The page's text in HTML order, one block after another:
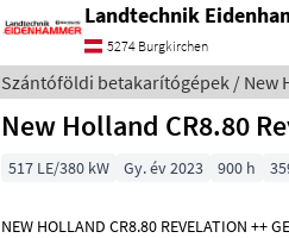
Landtechnik
5274 Burgkirchen
Szántóföldi betakarítógépek / New
New Holland CR8.80
517 LE/380 kW Gy. év 2023 900 h
NEW HOLLAND CR8.80 REVELATION ++